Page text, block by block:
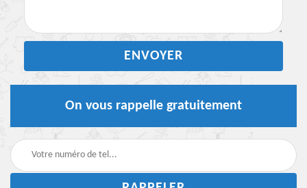
On vous rappelle gratuitement